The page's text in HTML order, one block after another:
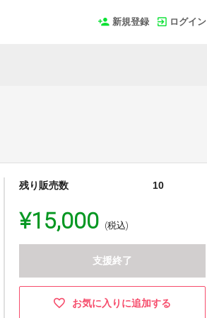
新規登録 ログイン
残り販売数 10
¥15,000 (税込)
支援終了
お気に入りに追加する